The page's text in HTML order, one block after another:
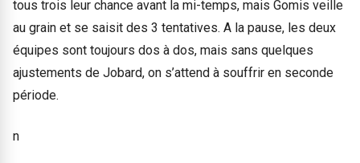
tous trois leur chance avant la mi-temps, mais Gomis veille
au grain et se saisit des 3 tentatives. A la pause, les deux
équipes sont toujours dos à dos, mais sans quelques
ajustements de Jobard, on s’attend à souffrir en seconde
période.
n